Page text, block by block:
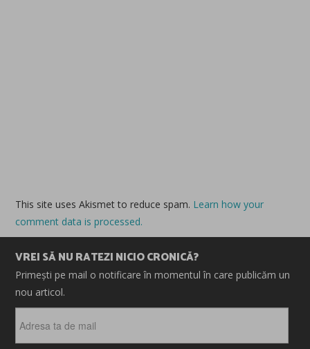
This site uses Akismet to reduce spam. Learn how your
comment data is processed.
VREI SĂ NU RATEZI NICIO CRONICĂ?
Primești pe mail o notificare în momentul în care publicăm un
nou articol.
ta
de